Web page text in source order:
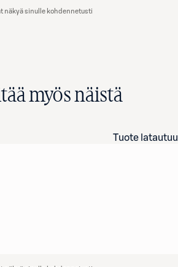
näkyä sinulle kohdennetusti
myös näistä
Tuote latautuu